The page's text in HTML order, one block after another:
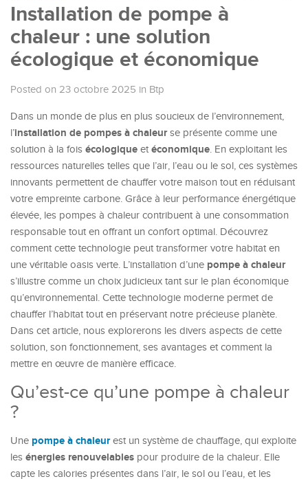
Installation de pompe à
chaleur : une solution
écologique et économique
Posted on 23 octobre 2025 in Btp
Dans un monde de plus en plus soucieux de l’environnement,
l’installation de pompes à chaleurse présente comme une
solution à la fois écologique et économique. En exploitant les
ressources naturelles telles que l’air, l’eau ou le sol, ces systèmes
innovants permettent de chauffer votre maison tout en réduisant
votre empreinte carbone. Grâce à leur performance énergétique
élevée, les pompes à chaleur contribuent à une consommation
responsable tout en offrant un confort optimal. Découvrez
comment cette technologie peut transformer votre habitat en
une véritable oasis verte. L’installation d’une pompe à chaleur
s’illustre comme un choix judicieux tant sur le plan économique
qu’environnemental. Cette technologie moderne permet de
chauffer l’habitat tout en préservant notre précieuse planète.
Dans cet article, nous explorerons les divers aspects de cette
solution, son fonctionnement, ses avantages et comment la
mettre en œuvre de manière efficace.
Qu’est-ce qu’une pompe à chaleur
?
Une pompe à chaleurest un système de chauffage, qui exploite
les énergies renouvelables pour produire de la chaleur. Elle
capte les calories présentes dans l’air, le sol ou l’eau, et les